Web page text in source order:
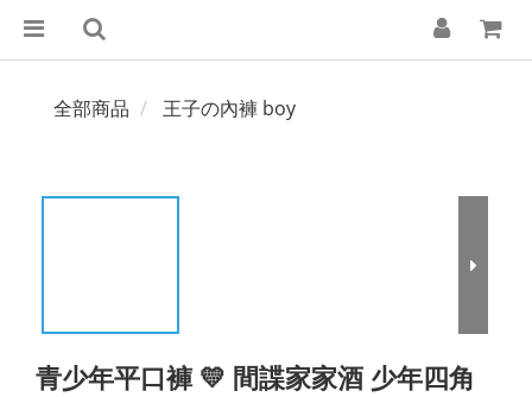
全部商品 王子の內褲 boy
青少年平口褲 💛 間諜家家酒 少年四角